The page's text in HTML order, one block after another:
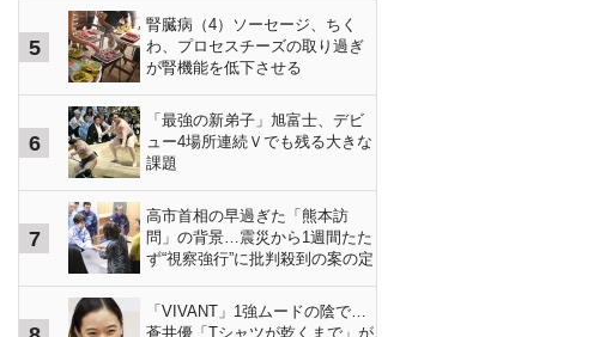
5
腎臓病（4）ソーセージ、ちく
わ、プロセスチーズの取り過ぎ
が腎機能を低下させる
6
「最強の新弟子」旭富士、デビ
ュー4場所連続Ｖでも残る大きな
課題
7
高市首相の早過ぎた「熊本訪
問」の背景…震災から1週間たた
ず“視察強行”に批判殺到の案の定
「VIVANT」1強ムードの陰で…
蒼井優「Tシャツが乾くまで」が